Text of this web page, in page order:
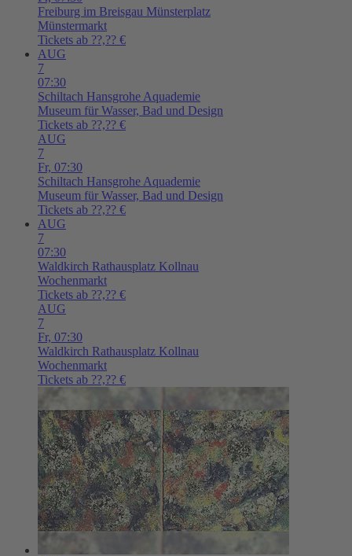
Freiburg im Breisgau Münsterplatz
Münstermarkt
Tickets ab ??,?? €
AUG
7
07:30
Schiltach Hansgrohe Aquademie
Museum für Wasser, Bad und Design
Tickets ab ??,?? €
AUG
7
Fr, 07:30
Schiltach Hansgrohe Aquademie
Museum für Wasser, Bad und Design
Tickets ab ??,?? €
AUG
7
07:30
Waldkirch Rathausplatz Kollnau
Wochenmarkt
Tickets ab ??,?? €
AUG
7
Fr, 07:30
Waldkirch Rathausplatz Kollnau
Wochenmarkt
Tickets ab ??,?? €